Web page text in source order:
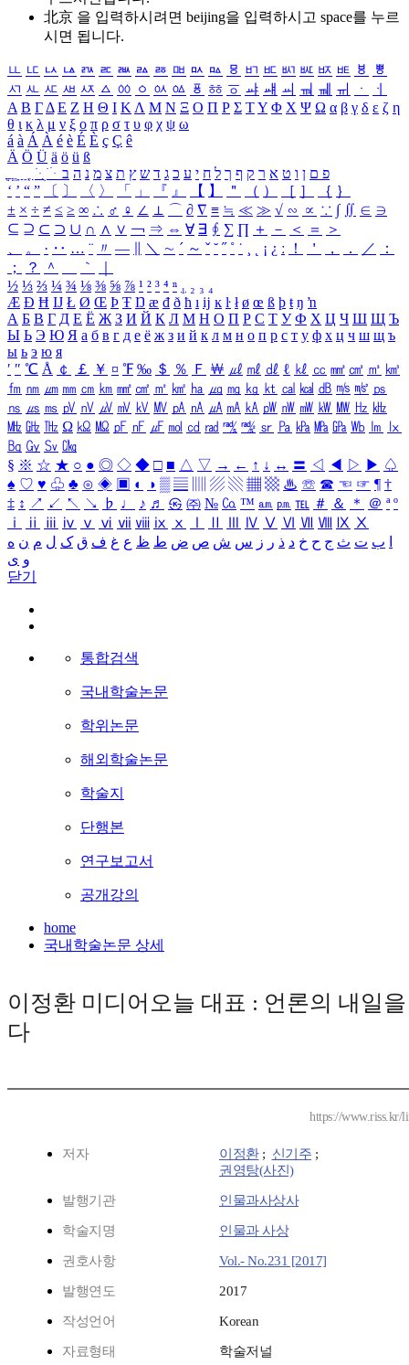
北京 을 입력하시려면 beijing을 입력하시고 space를 누르
시면 됩니다.
ㅥ ㅦ ㅧ ㅨ ㅩ ㅪ ㅫ ㅬ ㅭ ㅮ ㅯ ㅰ ㅱ ㅲ ㅳ ㅴ ㅵ ㅶ ㅷ ㅸ
ㅹ
ㅺ ㅻ ㅼ ㅽ ㅾ ㅿ ㆀ ㆁ ㆂ ㆃ ㆄ ㆅ ㆆ ㆇ ㆈ ㆉ ㆊ ㆋ ㆌ ㆍ
ㆎ
Α Β ΓΔ Ε Ζ Η Θ Ι ΚΛ Μ Ν Ξ Ο Π Ρ Σ ΤΥ Φ Χ Ψ Ω α β γ δ ε ζ η
θ ι κ λ μ ν ξ ο π ρ σ τ υ φ χ ψ ω
á à Á À é è É È ç Ç ê
Ä Ö Ü ä ö ü ß
ִֶֹ ֻּ ׁׂ פ ם ן ו ט א ר ק ף ך ל ח י ע כ ג ד ש ץ ת צ מ נ ה ב
‘ ’ “ ” 〔 〕 〈 〉 「 」 『 』 【 】 ＂ （ ） ［ ］ ｛ ｝
± × ÷ ≠ ≤ ≥ ∞ ∴ ♂ ♀ ∠ ⊥ ⌒ ∂ ∇ ≡ ≒ ≪ ≫ √ ∽ ∝ ∵ ∫ ∬ ∈ ∋
⊆ ⊇ ⊂ ⊃ ∪ ∩ ∧ ∨ ￢ ⇒ ⇔ ∀ ∃ ∮ ∑ ∏ ＋ － ＜ ＝
＞
、
。 · ‥ … ¨ 〃 ― ＼ ∼ ´ ～ ˇ ˘ ˝ ˚ ˙ ¸ ¡ ¿ ː ！ ＇ ， ． ／
：
；
？ ＾ ｀
½ ⅓ ⅔ ¼ ¾ ⅛ ⅜ ⅝ ⅞ ¹ ² ³ ⁴ ⁿ ₁ ₂ ₃ ₄
Æ Ð Ħ Ĳ Ł Ø Œ Þ Ŧ Ŋ æ đ ð ħ ı ĳ ĸ ŀ ł ø œ ß þ ŧ ŋ ŉ
А Б В Г Д Е Ё Ж З И Й К Л М Н О П Р С Т У Ф Х Ц Ч Ш Щ Ъ
Ы Ь Э Ю Я а б в г д е ё ж з и й к л м н о п р с т у ф х ц ч ш щ ъ
ы ь э ю я
′ ″ ℃ Å ￠ ￡ ￥ ¤ ℉ ‰ ＄ ％ Ｆ ￦ ㎕ ㎖ ㎗ ℓ ㎘ ㏄ ㎣ ㎤ ㎥ ㎦
㎙ ㎚ ㎛ ㎜ ㎝ ㎞ ㎟ ㎠ ㎡ ㎢ ㏊ ㎍ ㎎ ㎏ ㏏ ㎈ ㎉ ㏈ ㎧ ㎨ ㎰
㎱ ㎲ ㎳ ㎴ ㎵ ㎶ ㎷ ㎸ ㎹ ㎀ ㎁ ㎂ ㎃ ㎄ ㎺ ㎻ ㎽ ㎾ ㎿ ㎐ ㎑
㎒ ㎓ ㎔ Ω ㏀ ㏁ ㎊ ㎋ ㎌ ㏖ ㏅ ㎭ ㎮ ㎯ ㏛ ㎩ ㎪ ㎫ ㎬ ㏝ ㏐
㏓
㏃ ㏉ ㏜ ㏆
§ ※ ☆ ★ ○ ● ◎ ◇ ◆ □ ■ △ ▽ → ← ↑ ↓ ↔ 〓 ◁ ◀ ▷ ▶ ♤
♠ ♡ ♥ ♧ ♣ ⊙ ◈ ▣ ◐ ◑ ▒ ▤ ▨ ▧ ▦ ▩ ♨ ☏ ☎ ☜ ☞ ¶ †
‡ ↕ ↗ ↙ ↖ ↘ ♭ ♩ ♪ ♬ ㉿ ㈜ № ㏇ ™ ㏂ ㏘ ℡ ＃ ＆ ＊ ＠ ª º
ⅰ
ⅱ ⅲ ⅳ ⅴ ⅵ ⅶ ⅷ ⅸ ⅹ Ⅳ Ⅴ Ⅵ Ⅶ Ⅷ Ⅸ Ⅹ
ب ت ث ج ح خ د ذ ر ز س ش ص ض ط ظ ع غ ف ق ک ل م ن ه
و ی
닫기
통합검색
국내학술논문
학위논문
해외학술논문
학술지
단행본
연구보고서
공개강의
home
국내학술논문 상세
이정환 미디어오늘 대표 : 언론의 내일
다
https://www.riss.kr/
저자 이정환; 신기주 ;
권영탕(사진)
발행기관 인물과사상사
학술지명 인물과 사상
권호사항 Vol.- No.231 [2017]
발행연도 2017
작성언어 Korean
자료형태 학술저널